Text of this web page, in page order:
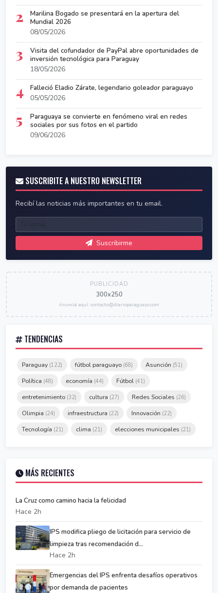
2
Marilina Bogado se presentará en la apertura del
Mundial 2026
08/05/2026
3
Visita del cofundador de PayPal abre oportunidades de
inversión tecnológica para Paraguay
18/05/2026
4
Falleció Eladio Zárate, legendario goleador paraguayo
05/05/2026
5
Paraguaya se convierte en fenómeno viral en redes
sociales por sus fotos en el partido
09/06/2026
SUSCRIBITE A NUESTRO NEWSLETTER
Recibí las noticias más importantes en tu email.
Suscribirme
PUBLICIDAD
300x250
Anunciá aquí: contacto@diarioparaguayo.com
TENDENCIAS
Paraguay (122) fútbol paraguayo (68) Asunción (51)
Política (48) economía (44) Fútbol (41)
entretenimiento (32) cultura (27) Redes Sociales (26)
Olimpia (24) infraestructura (22) Innovación (22)
Tecnología (21) clima (21) elecciones municipales (21)
MÁS RECIENTES
La Cruz como camino hacia la felicidad
Hace 2h
IPS modifica pliego de licitación para servicio de
limpieza tras recomendación d...
Hace 2h
Emergencias del IPS enfrenta desafíos operativos
por demanda de pacientes